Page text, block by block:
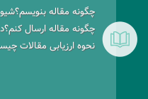
چگونه مقاله بنویسم؟
چگونه مقاله ارسال کنم؟
نحوه ارزیابی مقالات